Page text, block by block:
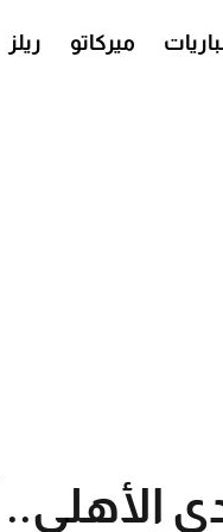
ميركاتو ريلز